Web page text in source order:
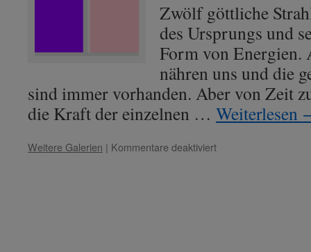
Zwölf göttliche
des Ursprungs und
Form von Energien.
nähren uns und die
sind immer vorhanden. Aber von Zeit
die Kraft der einzelnen … Weiterlesen
Weitere Galerien | Kommentare deaktiviertfür